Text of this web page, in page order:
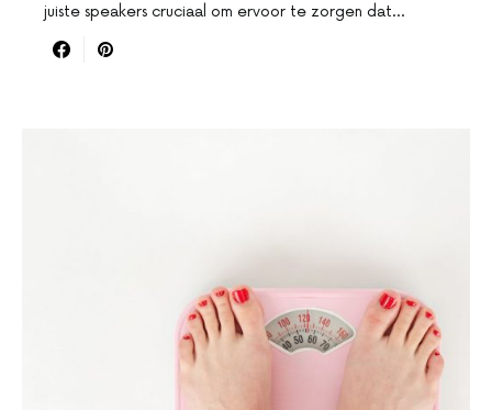
juiste speakers cruciaal om ervoor te zorgen dat…